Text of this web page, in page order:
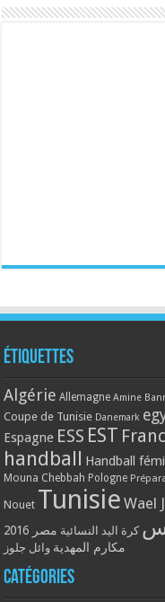
Étiquettes
Algérie Allemagne Amine
Coupe de Tunisie Danemark
Espagne ESS EST
handball Handball
Mouna Chebbah Pologne
Nouet Tunisie Wael
كرة اليد النسائية مصر 2016
مكارم المهدية وائل جلوز
Catégories